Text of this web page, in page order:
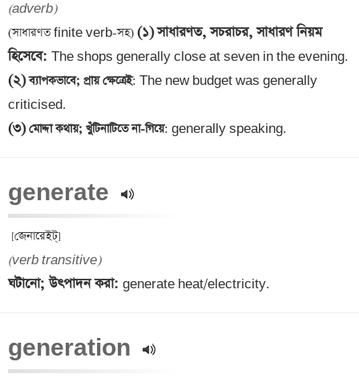
(adverb)
(সাধারণত finite verb-সহ) (১)সাধারণত, সচরাচর, সাধারণ নিয়ম
হিসেবে:
(২) ব্যাপকভাবে; প্রায় ক্ষেত্রেই: The new budget was generally
(৩) মোদ্দা কথায়; খুঁটিনাটিতে না-গিয়ে: generally speaking.
generate
(verb transitive)
ঘটানো; উৎপাদন করা: generate heat/electricity.
generation